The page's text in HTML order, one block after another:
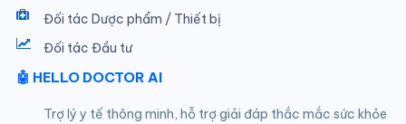
Đối tác Dược phẩm / Thiết bị
Đối tác Đầu tư
🤖 HELLO DOCTOR AI
Trợ lý y tế thông minh, hỗ trợ giải đáp thắc mắc sức khỏe